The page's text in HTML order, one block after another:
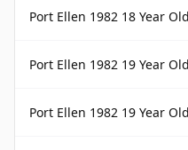
Port Ellen 1982 18 Year
Port Ellen 1982 19 Year Old
Port Ellen 1982 19 Year Old Sherry